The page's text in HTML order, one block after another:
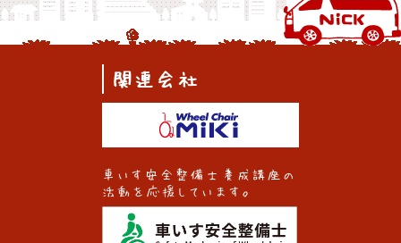
関連会社
車いす安全整備士養成講座の
活動を応援しています。